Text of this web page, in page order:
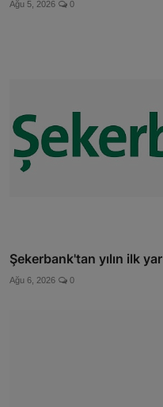
Ağu 5, 2026 0
Şekerbank'tan yılın ilk
Ağu 6, 2026 0